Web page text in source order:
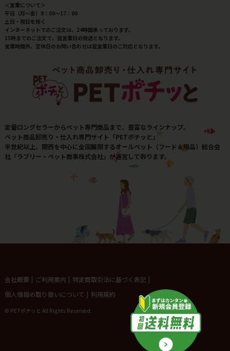
＜営業について＞
平日（月～金）9：00～17：00
土日・祝日を除く
インターネットでのご注文は、24時間承っております。
15時までのご注文で、翌営業日の発送となります。
営業時間外、定休日のお問い合わせは翌営業日のご対応となります。
定番ロングセラーからペット専門商品まで、豊富なラインナップ。
ペット商品卸売り・仕入れ専門サイト「PETポチッと」
半世紀以上、関西を中心に全国展開するオールペット（フード＆用品）総合会
社「ラブリー・ペット商事株式会社」が運営しております。
会社概要 | ご利用案内 | 特定商取引法に基づく表記 |
個人情報の取り扱いについて | 利用規約
© PETポチッと All Rights Reserved.